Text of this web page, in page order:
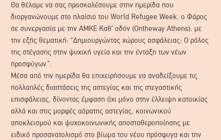
Θα θέλαμε να σας προσκαλέσουμε στην ημερίδα που
διοργανώνουμε στο πλαίσιο του World Refugee Week, o Φάρος
σε συνεργασία με την ΑΜΚΕ Καθ’ οδόν (Ontheway Athens), με
την εξής θεματική: “Δημιουργώντας χώρους ασφάλειας: Ο ρόλος
της στέγασης στην ψυχική υγεία και την ένταξη των νέων
προσφύγων.”.
Μέσα από την ημερίδα θα επιχειρήσουμε να αναδείξουμε τις
πολλαπλές διαστάσεις της αστεγίας και της στεγαστικής
επισφάλειας, δίνοντας έμφαση όχι μόνο στην έλλειψη κατοικίας
αλλά και στις μορφές αόρατης αστεγίας, κοινωνικού
αποκλεισμού και ψυχοκοινωνικής αποσταθεροποίησης με
ειδικό προσανατολισμό στο βίωμα του νέου πρόσφυγα και την